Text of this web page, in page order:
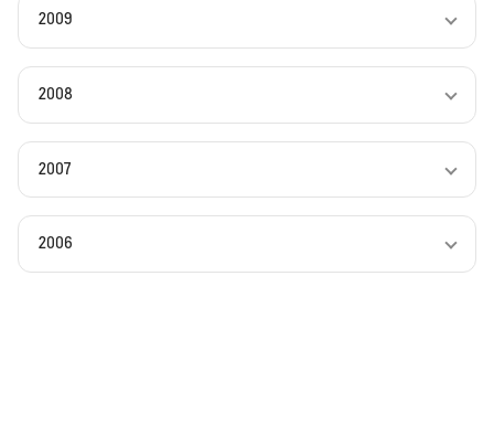
2009
2008
2007
2006